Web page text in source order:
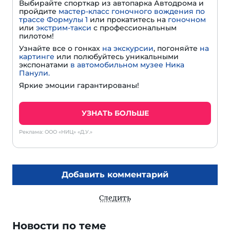
Выбирайте спорткар из автопарка Автодрома и
пройдите мастер-класс гоночного вождения по
трассе Формулы 1 или прокатитесь на гоночном
или экстрим-такси с профессиональным
пилотом!
Узнайте все о гонках на экскурсии, погоняйте на
картинге или полюбуйтесь уникальными
экспонатами в автомобильном музее Ника
Панули.
Яркие эмоции гарантированы!
УЗНАТЬ БОЛЬШЕ
Реклама: ООО «НИЦ» «Д.У.»
Добавить комментарий
Следить
Новости по теме